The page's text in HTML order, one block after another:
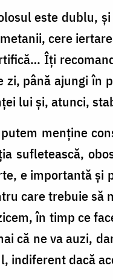
este dublu,
cere
Îţi
zi, până ajungi
lui şi, atunci,
menţine
sufletească,
e importantă şi
care trebuie
în timp ce
că ne va auzi,
indiferent dacă